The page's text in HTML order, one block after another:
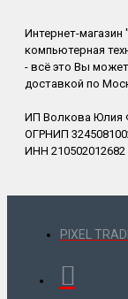
Интернет-магазин
компьютерная
- всё это Вы
доставкой по
ИП Волкова Юлия
ОГРНИП
ИНН 210502012682
PIXEL